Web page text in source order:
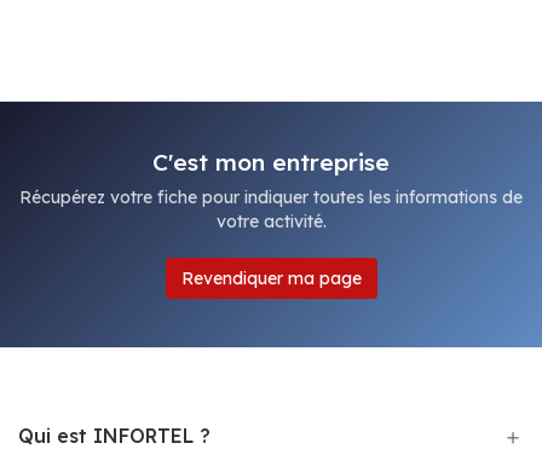
C'est mon entreprise
Récupérez votre fiche pour indiquer toutes les informations de
votre activité.
Revendiquer ma page
Qui est INFORTEL ?